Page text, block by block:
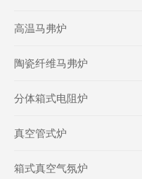
高温马弗炉
陶瓷纤维马弗炉
分体箱式电阻炉
真空管式炉
箱式真空气氛炉